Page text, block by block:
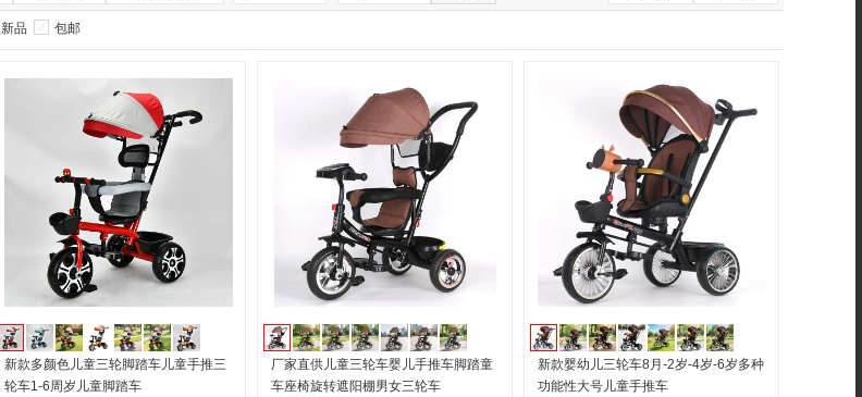
新品 包邮
新款多颜色儿童三轮脚踏车儿童手推三
轮车1-6周岁儿童脚踏车
厂家直供儿童三轮车婴儿手推车脚踏童
车座椅旋转遮阳棚男女三轮车
新款婴幼儿三轮车8月-2岁-4岁-6岁多种
功能性大号儿童手推车